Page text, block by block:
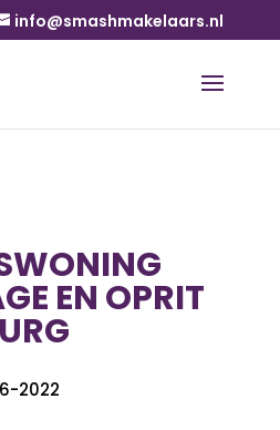
info@smashmakelaars.nl
EN OPRIT
2022